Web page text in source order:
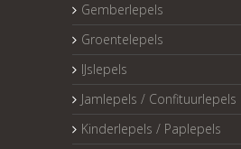
Gemberlepels
Groentelepels
IJslepels
Jamlepels / Confituurlepels
Kinderlepels / Paplepels